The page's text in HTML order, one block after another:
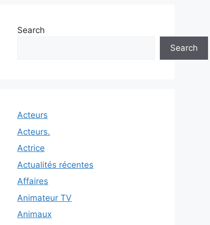
Search
Search
Acteurs
Acteurs.
Actrice
Actualités récentes
Affaires
Animateur TV
Animaux